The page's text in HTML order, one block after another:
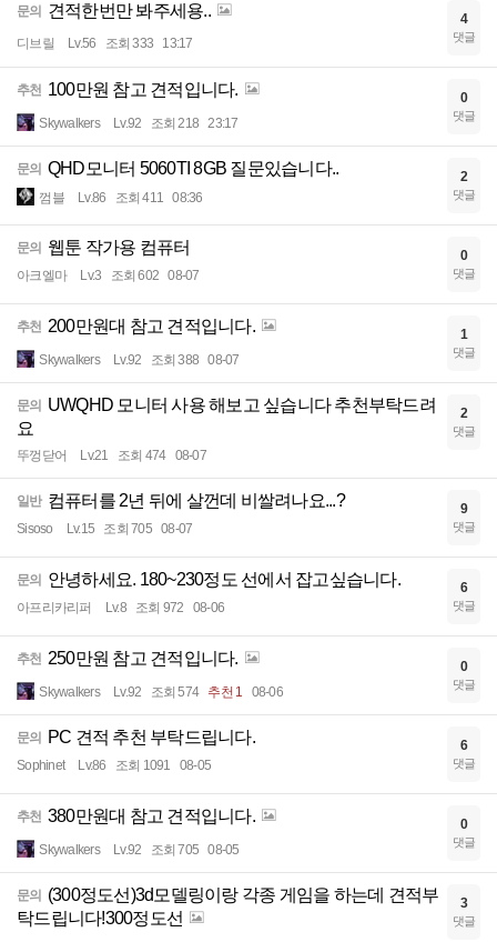
문의 견적한번만 봐주세용..
디브릴 Lv.56 조회 333 13:17
4
댓글
추천 100만원 참고 견적입니다.
Skywalkers Lv.92 조회 218 23:17
0
댓글
문의 QHD모니터 5060TI 8GB 질문있습니다..
껌블 Lv.86 조회 411 08:36
2
댓글
문의 웹툰 작가용 컴퓨터
아크엘마 Lv.3 조회 602 08-07
0
댓글
추천 200만원대 참고 견적입니다.
Skywalkers Lv.92 조회 388 08-07
1
댓글
문의
UWQHD 모니터 사용 해보고 싶습니다 추천부탁드려
요
뚜껑닫어 Lv.21 조회 474 08-07
2
댓글
일반 컴퓨터를 2년 뒤에 살껀데 비쌀려나요...?
Sisoso Lv.15 조회 705 08-07
9
댓글
문의 안녕하세요. 180~230정도 선에서 잡고싶습니다.
아프리카리퍼 Lv.8 조회 972 08-06
6
댓글
추천 250만원 참고 견적입니다.
Skywalkers Lv.92 조회 574 추천 1 08-06
0
댓글
문의 PC 견적 추천 부탁드립니다.
Sophinet Lv.86 조회 1091 08-05
6
댓글
추천 380만원대 참고 견적입니다.
Skywalkers Lv.92 조회 705 08-05
0
댓글
문의
(300정도선)3d모델링이랑 각종 게임을 하는데 견적부
탁드립니다!300정도선
3
댓글